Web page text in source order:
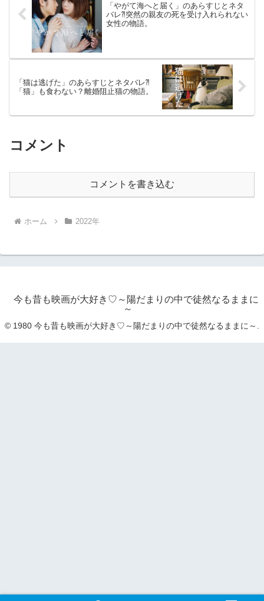
「やがて海へと届く」のあらすじとネタ
バレ⁈突然の親友の死を受け入れられない
女性の物語。
「猫は逃げた」のあらすじとネタバレ⁈
「猫」も食わない？離婚阻止猫の物語。
コメント
コメントを書き込む
ホーム 2022年
今も昔も映画が大好き♡～陽だまりの中で徒然なるままに
～
© 1980 今も昔も映画が大好き♡～陽だまりの中で徒然なるままに～.